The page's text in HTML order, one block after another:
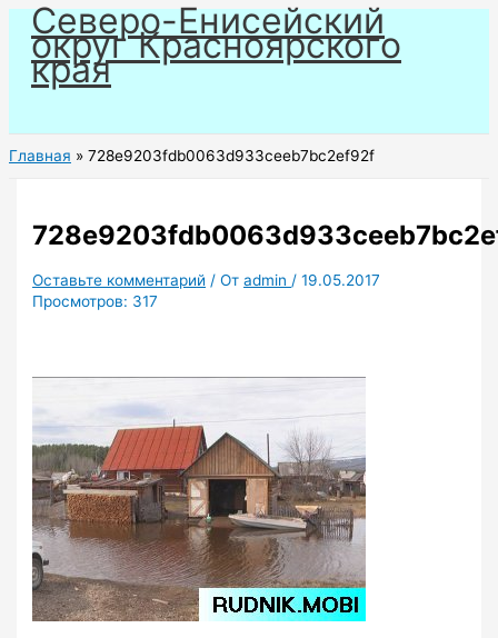
Перейти
содержимому
Северо-Енисейский
округ Красноярского
края
Главная 728e9203fdb0063d933ceeb7bc2ef92f
Оставьте комментарий / Отadmin /19.05.2017
Просмотров: 317